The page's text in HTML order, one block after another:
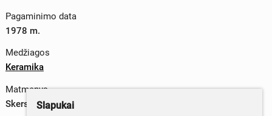
Pagaminimo data
1978 m.
Medžiagos
Keramika
Matmenys
Skersmuo – 8,5 cm
Slapukai